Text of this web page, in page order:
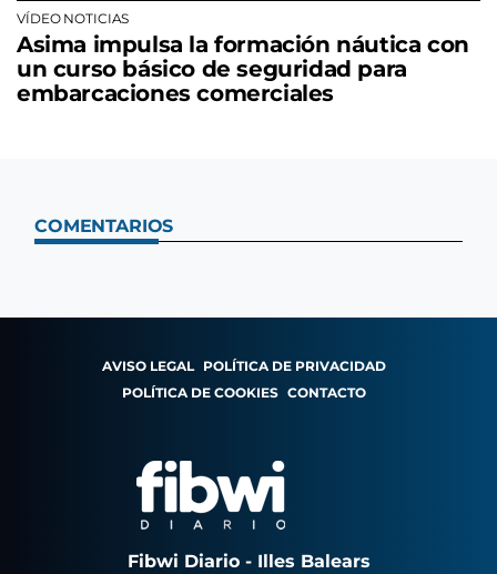
VÍDEO NOTICIAS
Asima impulsa la formación náutica con
un curso básico de seguridad para
embarcaciones comerciales
COMENTARIOS
AVISO LEGAL POLÍTICA DE PRIVACIDAD
POLÍTICA DE COOKIES CONTACTO
Fibwi Diario - Illes Balears